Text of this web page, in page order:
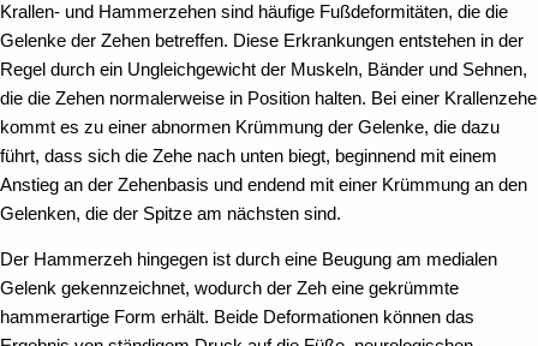
Krallen- und Hammerzehen sind häufige Fußdeformitäten, die die
Gelenke der Zehen betreffen. Diese Erkrankungen entstehen in der
Regel durch ein Ungleichgewicht der Muskeln, Bänder und Sehnen,
die die Zehen normalerweise in Position halten. Bei einer Krallenzehe
kommt es zu einer abnormen Krümmung der Gelenke, die dazu
führt, dass sich die Zehe nach unten biegt, beginnend mit einem
Anstieg an der Zehenbasis und endend mit einer Krümmung an den
Gelenken, die der Spitze am nächsten sind.
Der Hammerzeh hingegen ist durch eine Beugung am medialen
Gelenk gekennzeichnet, wodurch der Zeh eine gekrümmte
hammerartige Form erhält. Beide Deformationen können das